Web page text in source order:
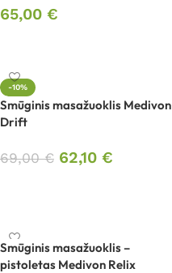
65,00 €
-10%
Smūginis masažuoklis Medivon
Drift
69,00€ 62,10 €
Smūginis masažuoklis –
pistoletas Medivon Relix